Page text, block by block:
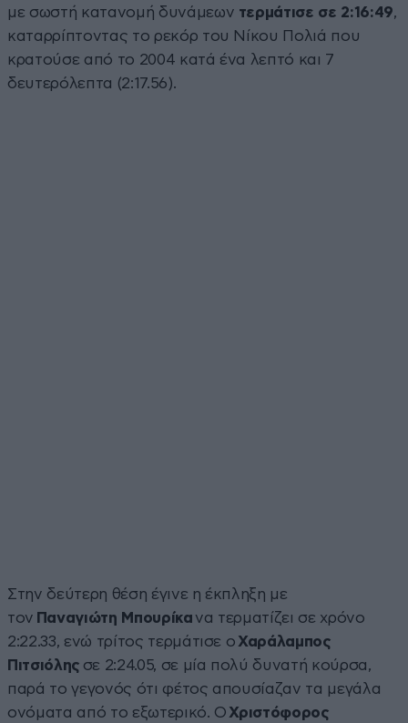
με σωστή κατανομή δυνάμεων τερμάτισε σε 2:16:49,
καταρρίπτοντας το ρεκόρ του Νίκου Πολιά που
κρατούσε από το 2004 κατά ένα λεπτό και 7
δευτερόλεπτα (2:17.56).
Στην δεύτερη θέση έγινε η έκπληξη με
τον Παναγιώτη Μπουρίκα να τερματίζει σε χρόνο
2:22.33, ενώ τρίτος τερμάτισε ο Χαράλαμπος
Πιτσιόλης σε 2:24.05, σε μία πολύ δυνατή κούρσα,
παρά το γεγονός ότι φέτος απουσίαζαν τα μεγάλα
ονόματα από το εξωτερικό. Ο Χριστόφορος